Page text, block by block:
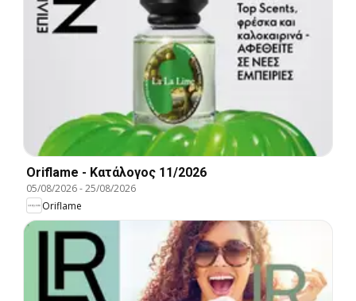
Oriflame - Kατάλογος 11/2026
05/08/2026-25/08/2026
Oriflame